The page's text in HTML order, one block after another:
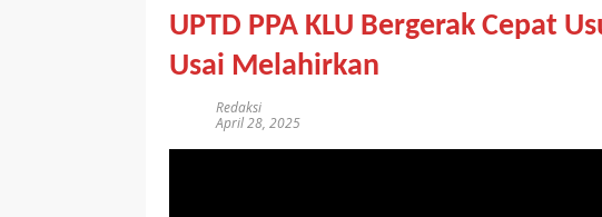
UPTD PPA KLU Bergerak Cepat
Usai Melahirkan
Redaksi
April 28, 2025